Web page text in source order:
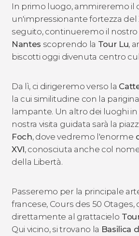
In primo luogo, ammireremo il
un'impressionante fortezza del
seguito, continueremo il nostro
Nantes scoprendo la Tour Lu,
biscotti oggi divenuta centro
Da lì, ci dirigeremo verso la
la cui similitudine con la
lampante. Un altro dei luoghi in
nostra visita guidata sarà la
Foch, dove vedremo l'enorme
XVI, conosciuta anche col
della Libertà.
Passeremo per la principale
francese, Cours des 50 Otages,
direttamente al grattacielo
Qui vicino, si trovano la Basilica